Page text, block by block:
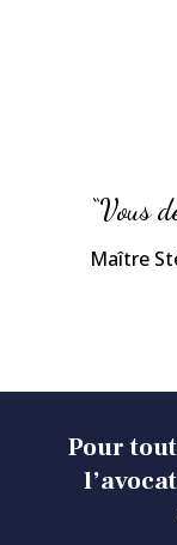
“Vous
Maître
Pour